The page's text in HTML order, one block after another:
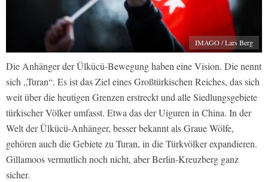
IMAGO / Lars Berg
Die Anhänger der Ülkücü-Bewegung haben eine Vision. Die nennt
sich „Turan“. Es ist das Ziel eines Großtürkischen Reiches, das sich
weit über die heutigen Grenzen erstreckt und alle Siedlungsgebiete
türkischer Völker umfasst. Etwa das der Uiguren in China. In der
Welt der Ülkücü-Anhänger, besser bekannt als Graue Wölfe,
gehören auch die Gebiete zu Turan, in die Türkvölker expandieren.
Gillamoos vermutlich noch nicht, aber Berlin-Kreuzberg ganz
sicher.